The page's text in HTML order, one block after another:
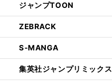
ジャンプTOON
ZEBRACK
S-MANGA
集英社ジャンプリミックス